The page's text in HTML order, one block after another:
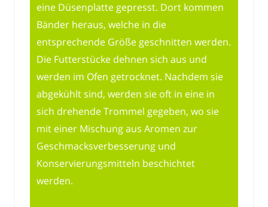
eine Düsenplatte gepresst. Dort kommen
Bänder heraus, welche in die
entsprechende Größe geschnitten werden.
Die Futterstücke dehnen sich aus und
werden im Ofen getrocknet. Nachdem sie
abgekühlt sind, werden sie oft in eine in
sich drehende Trommel gegeben, wo sie
mit einer Mischung aus Aromen zur
Geschmacksverbesserung und
Konservierungsmitteln beschichtet
werden.